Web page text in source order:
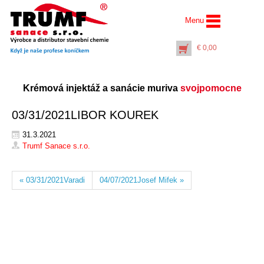
Menu
€ 0,00
Krémová injektáž a sanácie muriva svojpomocne
03/31/2021LIBOR KOUREK
31.3.2021
Trumf Sanace s.r.o.
« 03/31/2021Varadi 04/07/2021Josef Mifek »
AquaSalt Stop® (10 l)
ochrana omietok pred
zasolením